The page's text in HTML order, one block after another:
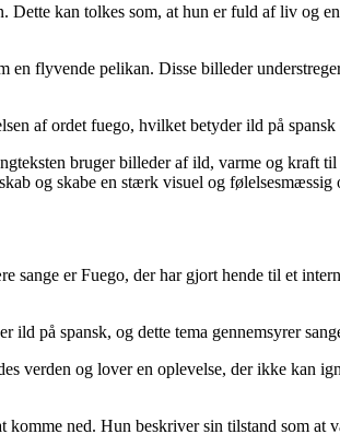
Dette kan tolkes som, at hun er fuld af liv og
en flyvende pelikan. Disse billeder
af ordet fuego, hvilket betyder ild på spansk
bruger billeder af ild, varme og kraft
og skabe en stærk visuel og
sange er Fuego, der har gjort hende til et
på spansk, og dette tema gennemsyrer
verden og lover en oplevelse, der ikke kan
ned. Hun beskriver sin tilstand som at